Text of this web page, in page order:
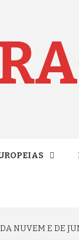
DA NUVEM E DE